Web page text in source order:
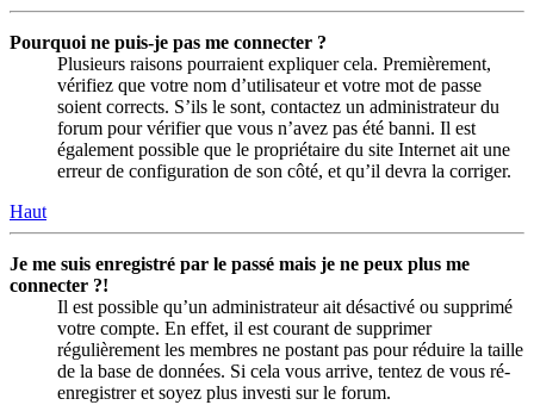
Pourquoi ne puis-je pas me connecter ?
Plusieurs raisons pourraient expliquer cela. Premièrement,
vérifiez que votre nom d’utilisateur et votre mot de passe
soient corrects. S’ils le sont, contactez un administrateur du
forum pour vérifier que vous n’avez pas été banni. Il est
également possible que le propriétaire du site Internet ait une
erreur de configuration de son côté, et qu’il devra la corriger.
Haut
Je me suis enregistré par le passé mais je ne peux plus me
connecter ?!
Il est possible qu’un administrateur ait désactivé ou supprimé
votre compte. En effet, il est courant de supprimer
régulièrement les membres ne postant pas pour réduire la taille
de la base de données. Si cela vous arrive, tentez de vous ré-
enregistrer et soyez plus investi sur le forum.